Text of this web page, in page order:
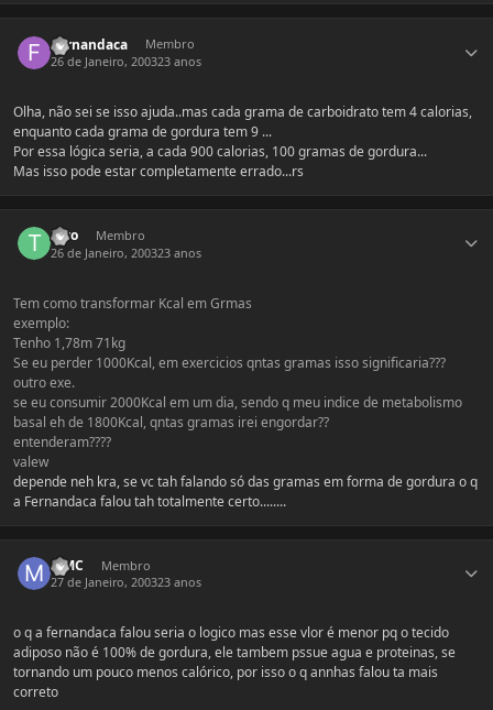
Fernandaca
Membro
26 de Janeiro, 200323 anos
Olha, não sei se isso ajuda..mas cada grama de carboidrato tem 4 calorias,
enquanto cada grama de gordura tem 9 ...
Por essa lógica seria, a cada 900 calorias, 100 gramas de gordura...
Mas isso pode estar completamente errado...rs
Tato
Membro
26 de Janeiro, 200323 anos
Tem como transformar Kcal em Grmas
exemplo:
Tenho 1,78m 71kg
Se eu perder 1000Kcal, em exercicios qntas gramas isso significaria???
outro exe.
se eu consumir 2000Kcal em um dia, sendo q meu indice de metabolismo
basal eh de 1800Kcal, qntas gramas irei engordar??
entenderam????
valew
depende neh kra, se vc tah falando só das gramas em forma de gordura o q
a Fernandaca falou tah totalmente certo........
MMC
Membro
27 de Janeiro, 200323 anos
o q a fernandaca falou seria o logico mas esse vlor é menor pq o tecido
adiposo não é 100% de gordura, ele tambem pssue agua e proteinas, se
tornando um pouco menos calórico, por isso o q annhas falou ta mais
correto